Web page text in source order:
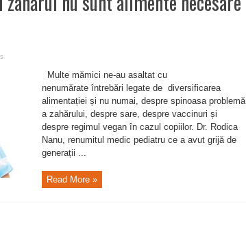
Multe mămici ne-au asaltat cu
nenumărate întrebări legate de diversificarea
alimentației și nu numai, despre spinoasa problemă
a zahărului, despre sare, despre vaccinuri și
despre regimul vegan în cazul copiilor. Dr. Rodica
Nanu, renumitul medic pediatru ce a avut grijă de
generații ...
Read More »